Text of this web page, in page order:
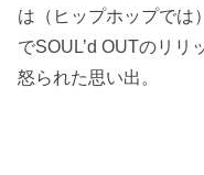
は（ヒップホップでは
でSOUL’d OUTのリリ
怒られた思い出。